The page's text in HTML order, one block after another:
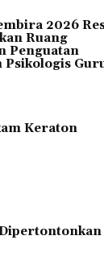
2026
Ruang
Penguatan
Psikologis
Keraton